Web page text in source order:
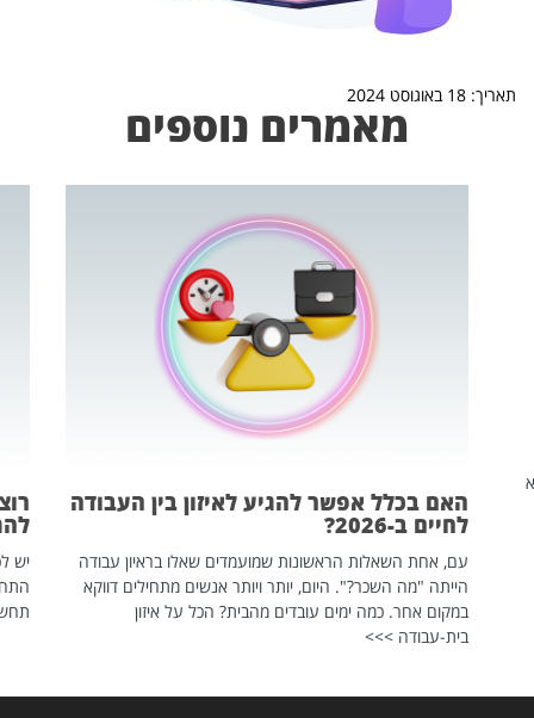
תאריך: 18 באוגוסט 2024
מאמרים נוספים
האם בכלל אפשר להגיע לאיזון בין העבודה
לחיים ב-2026?
עם, אחת השאלות הראשונות שמועמדים שאלו בראיון עבודה
הייתה "מה השכר?". היום, יותר ויותר אנשים מתחילים דווקא
במקום אחר. כמה ימים עובדים מהבית? הכל על איזון
בית-עבודה >>>
יש